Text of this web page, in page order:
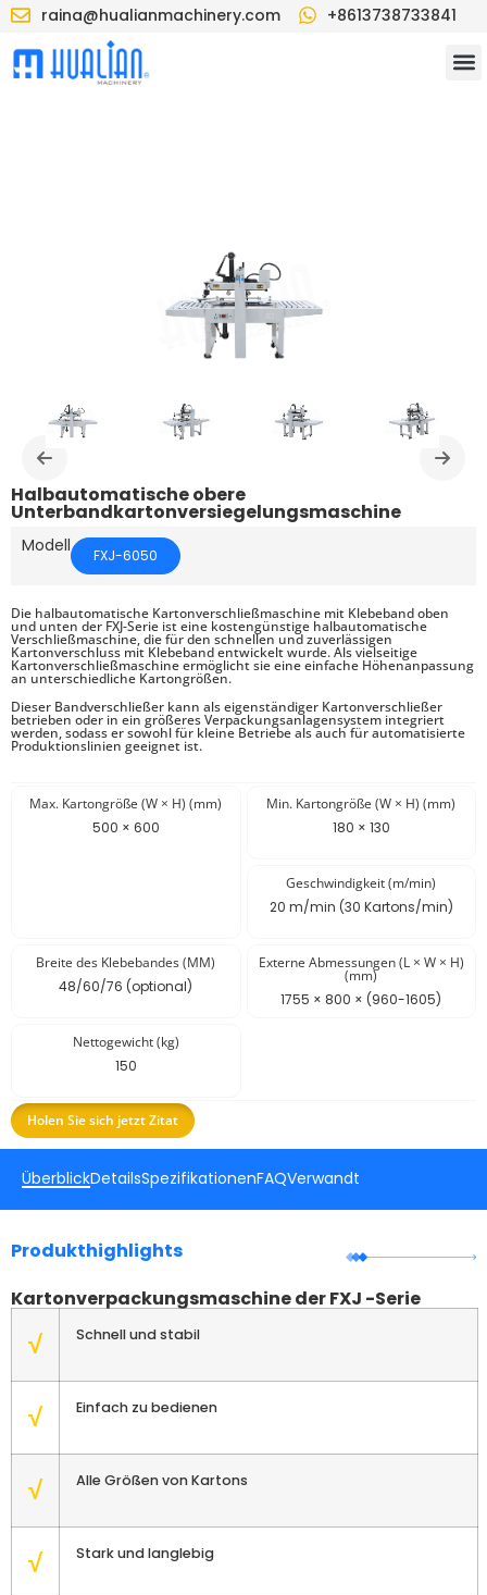
raina@hualianmachinery.com +8613738733841
Halbautomatische obere
Unterbandkartonversiegelungsmaschine
Modell FXJ-6050
Die halbautomatische Kartonverschließmaschine mit Klebeband oben
und unten der FXJ-Serie ist eine kostengünstige halbautomatische
Verschließmaschine, die für den schnellen und zuverlässigen
Kartonverschluss mit Klebeband entwickelt wurde. Als vielseitige
Kartonverschließmaschine ermöglicht sie eine einfache Höhenanpassung
an unterschiedliche Kartongrößen.
Dieser Bandverschließer kann als eigenständiger Kartonverschließer
betrieben oder in ein größeres Verpackungsanlagensystem integriert
werden, sodass er sowohl für kleine Betriebe als auch für automatisierte
Produktionslinien geeignet ist.
Max. Kartongröße (W × H) (mm)
500 × 600
Min. Kartongröße (W × H) (mm)
180 × 130
Geschwindigkeit (m/min)
20 m/min (30 Kartons/min)
Breite des Klebebandes (MM)
48/60/76 (optional)
Externe Abmessungen (L × W × H)
(mm)
1755 × 800 × (960-1605)
Nettogewicht (kg)
150
Holen Sie sich jetzt Zitat
ÜberblickDetailsSpezifikationenFAQVerwandt
Produkthighlights
Kartonverpackungsmaschine der FXJ -Serie
√ Schnell und stabil
√ Einfach zu bedienen
√ Alle Größen von Kartons
√ Stark und langlebig